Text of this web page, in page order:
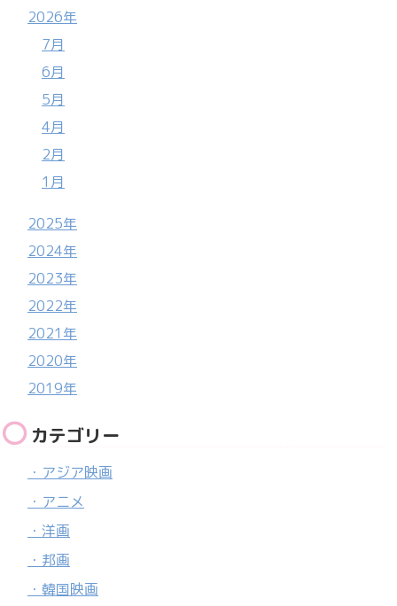
2026年
7月
6月
5月
4月
2月
1月
2025年
2024年
2023年
2022年
2021年
2020年
2019年
カテゴリー
・アジア映画
・アニメ
・洋画
・邦画
・韓国映画